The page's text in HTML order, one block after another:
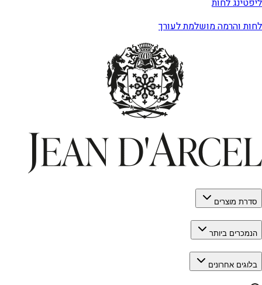
ליפטינג לחות
לחות והרמה מושלמת לעורך
סדרת מוצרים
הנמכרים ביותר
בלוגים אחרונים